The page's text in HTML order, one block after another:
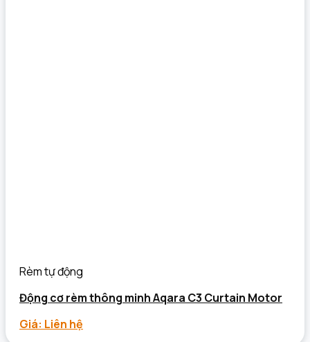
Rèm tự động
Động cơ rèm thông minh Aqara C3 Curtain Motor
Giá: Liên hệ